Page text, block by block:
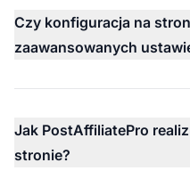
Czy konfiguracja na
zaawansowanych
Jak PostAffiliatePro
stronie?